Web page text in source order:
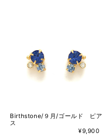
Birthstone/９月/ゴールド ピア
ス
¥9,900